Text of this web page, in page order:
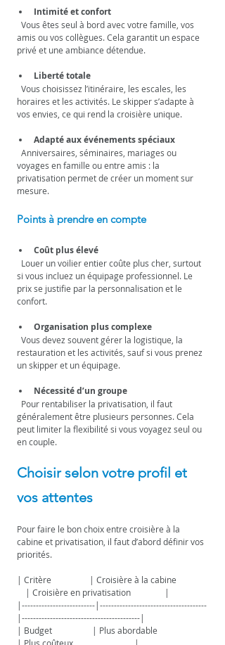
Intimité et confort
amis ou vos collègues. Cela garantit un espace
privé et une ambiance détendue.
Liberté totale
horaires et les activités. Le skipper s’adapte à
vos envies, ce qui rend la croisière unique.
Adapté aux événements spéciaux
voyages en famille ou entre amis : la
privatisation permet de créer un moment sur
mesure.
Points à prendre en compte
Coût plus élevé
si vous incluez un équipage professionnel. Le
prix se justifie par la personnalisation et le
confort.
Organisation plus complexe
restauration et les activités, sauf si vous prenez
un skipper et un équipage.
Nécessité d’un groupe
généralement être plusieurs personnes. Cela
peut limiter la flexibilité si vous voyagez seul ou
en couple.
Choisir selon votre profil et
vos attentes
Pour faire le bon choix entre croisière à la
cabine et privatisation, il faut d’abord définir vos
priorités.
| Critère                  | Croisière à la cabine
    | Croisière en privatisation                |
|--------------------------|--------------------------------------
|------------------------------------------|
| Budget                   | Plus abordable